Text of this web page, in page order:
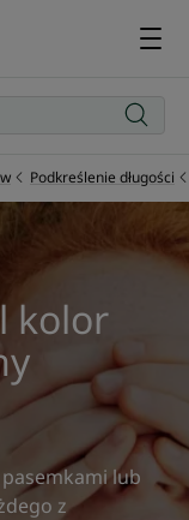
Podkreślenie długości
kolor
lub
z